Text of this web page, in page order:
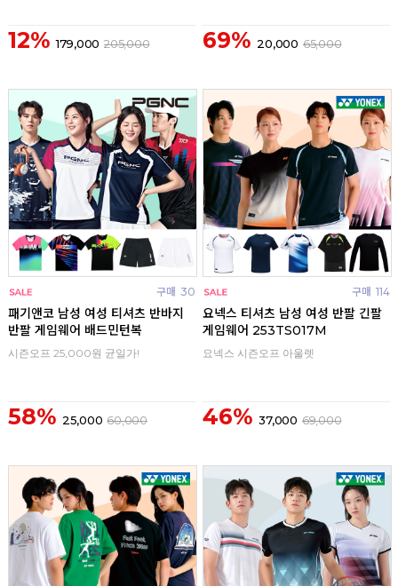
12% 179,000 205,000 69% 20,000 65,000
구매 30
패기앤코 남성 여성 티셔츠 반바지
반팔 게임웨어 배드민턴복
시즌오프 25,000원 균일가!
58% 25,000 60,000
구매 114
요넥스 티셔츠 남성 여성 반팔 긴팔
게임웨어 253TS017M
요넥스 시즌오프 아울렛
46% 37,000 69,000